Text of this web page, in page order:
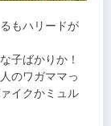
もハリードが
子ばかりか！
のワガママっ
イクかミュル